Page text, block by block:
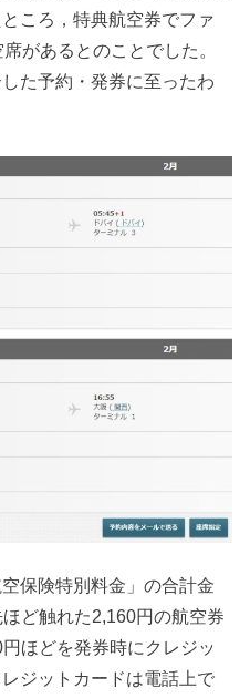
ころ，特典航空券でファ
があるとのことでした。
た予約・発券に至ったわ
保険特別料金」の合計金
ど触れた2,160円の航空券
ほどを発券時にクレジッ
ジットカードは電話上で